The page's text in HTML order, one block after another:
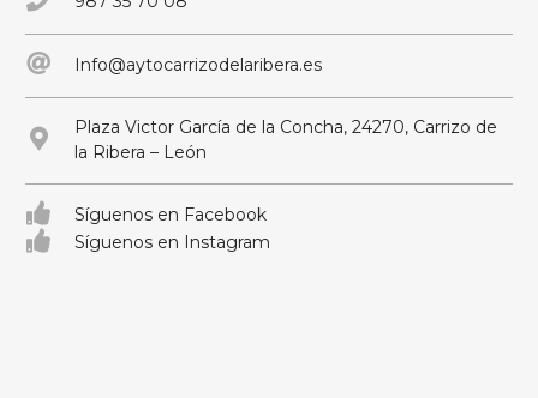
Info@aytocarrizodelaribera.es
Plaza Victor García de la Concha, 24270, Carrizo de
la Ribera – León
Síguenos en Facebook
Síguenos en Instagram